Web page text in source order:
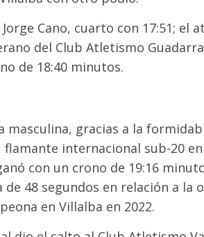
Cano, cuarto con 17:51; el
del Club Atletismo
de 18:40 minutos.
masculina, gracias a la
flamante internacional sub-20
con un crono de 19:16
48 segundos en relación a la
en Villalba en 2022.